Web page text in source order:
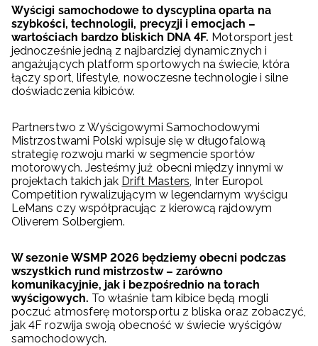
Wyścigi samochodowe to dyscyplina oparta na
szybkości, technologii, precyzji i emocjach –
wartościach bardzo bliskich DNA 4F. Motorsport jest
jednocześnie jedną z najbardziej dynamicznych i
angażujących platform sportowych na świecie, która
łączy sport, lifestyle, nowoczesne technologie i silne
doświadczenia kibiców.
Partnerstwo z Wyścigowymi Samochodowymi
Mistrzostwami Polski wpisuje się w długofalową
strategię rozwoju marki w segmencie sportów
motorowych. Jesteśmy już obecni między innymi w
projektach takich jak Drift Masters , Inter Europol
Competition rywalizującym w legendarnym wyścigu
LeMans czy współpracując z kierowcą rajdowym
Oliverem Solbergiem.
W sezonie WSMP 2026 będziemy obecni podczas
wszystkich rund mistrzostw – zarówno
komunikacyjnie, jak i bezpośrednio na torach
wyścigowych. To właśnie tam kibice będą mogli
poczuć atmosferę motorsportu z bliska oraz zobaczyć,
jak 4F rozwija swoją obecność w świecie wyścigów
samochodowych.